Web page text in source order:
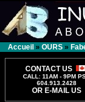
Accueil » OURS »
CONTACT US
CALL: 11AM - 9PM
604.913.2428
OR E-MAIL US